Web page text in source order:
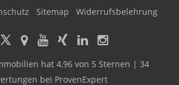
Sitemap Widerrufsbelehrung
hat 4,96 von 5 Sternen | 34
bei ProvenExpert